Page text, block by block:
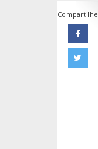
Compartilhe